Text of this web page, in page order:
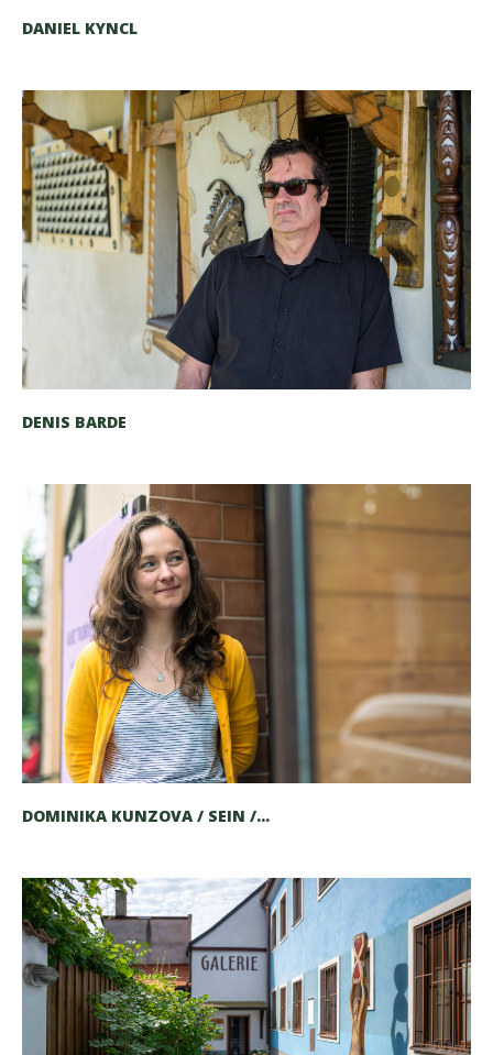
DANIEL KYNCL
DENIS BARDE
DOMINIKA KUNZOVA / SEIN /...